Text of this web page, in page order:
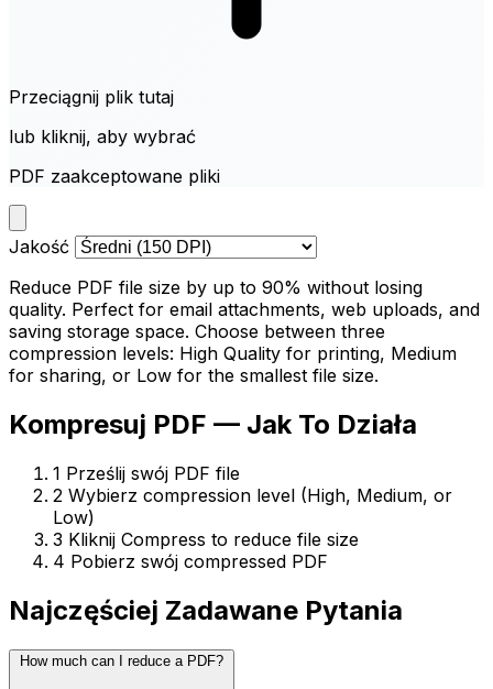
Przeciągnij plik tutaj
lub kliknij, aby wybrać
PDF zaakceptowane pliki
Jakość
Reduce PDF file size by up to 90% without losing
quality. Perfect for email attachments, web uploads, and
saving storage space. Choose between three
compression levels: High Quality for printing, Medium
for sharing, or Low for the smallest file size.
Kompresuj PDF — Jak To Działa
1 Prześlij swój PDF file
2 Wybierz compression level (High, Medium, or
Low)
3 Kliknij Compress to reduce file size
4 Pobierz swój compressed PDF
Najczęściej Zadawane Pytania
How much can I reduce a PDF?